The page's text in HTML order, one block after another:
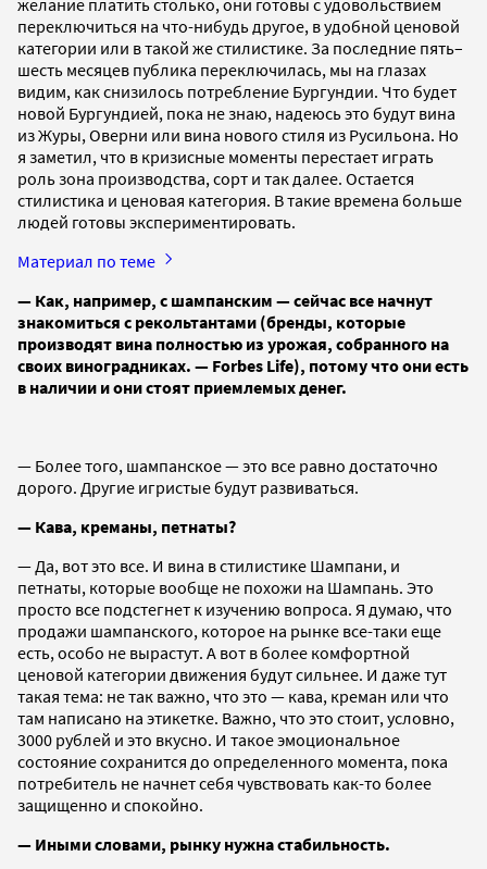
переключиться на что-нибудь другое, в удобной ценовой
категории или в такой же стилистике. За последние пять–
шесть месяцев публика переключилась, мы на глазах
видим, как снизилось потребление Бургундии. Что будет
новой Бургундией, пока не знаю, надеюсь это будут вина
из Журы, Оверни или вина нового стиля из Русильона. Но
я заметил, что в кризисные моменты перестает играть
роль зона производства, сорт и так далее. Остается
стилистика и ценовая категория. В такие времена больше
людей готовы экспериментировать.
Материал по теме
— Как, например, с шампанским — сейчас все начнут
знакомиться с рекольтантами (бренды, которые
производят вина полностью из урожая, собранного на
своих виноградниках. — Forbes Life), потому что они есть
в наличии и они стоят приемлемых денег.
— Более того, шампанское — это все равно достаточно
дорого. Другие игристые будут развиваться.
— Кава, креманы, петнаты?
— Да, вот это все. И вина в стилистике Шампани, и
петнаты, которые вообще не похожи на Шампань. Это
просто все подстегнет к изучению вопроса. Я думаю, что
продажи шампанского, которое на рынке все-таки еще
есть, особо не вырастут. А вот в более комфортной
ценовой категории движения будут сильнее. И даже тут
такая тема: не так важно, что это — кава, креман или что
там написано на этикетке. Важно, что это стоит, условно,
3000 рублей и это вкусно. И такое эмоциональное
состояние сохранится до определенного момента, пока
потребитель не начнет себя чувствовать как-то более
защищенно и спокойно.
— Иными словами, рынку нужна стабильность.